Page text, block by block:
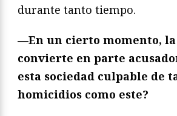
durante tanto tiempo.
—En un cierto momento, la
convierte en parte
esta sociedad culpable de
homicidios como este?